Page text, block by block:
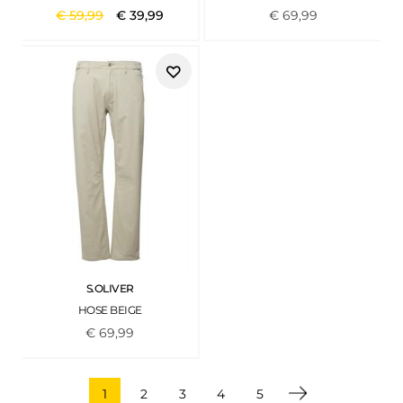
€59,99 €39,99 € 69,99
S.OLIVER
HOSE BEIGE
€69,99
1 2 3 4 5